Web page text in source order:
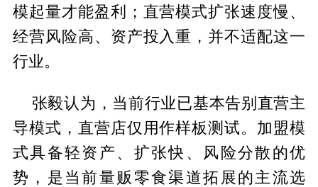
模起量才能盈利；直营模式扩张速度慢、
经营风险高、资产投入重，并不适配这一
行业。
张毅认为，当前行业已基本告别直营主
导模式，直营店仅用作样板测试。加盟模
式具备轻资产、扩张快、风险分散的优
势，是当前量贩零食渠道拓展的主流选